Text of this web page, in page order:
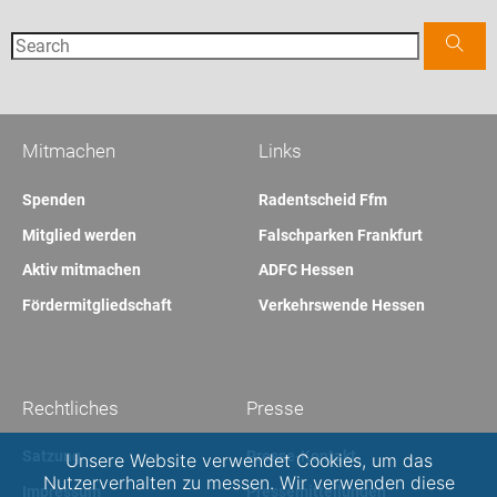
Links
Radentscheid Ffm
Falschparken Frankfurt
ADFC Hessen
Verkehrswende Hessen
Mitmachen
Spenden
Mitglied werden
Aktiv mitmachen
Fördermitgliedschaft
Presse
Presse-Kontakt
Pressemitteilungen
Rechtliches
Satzung
Impressum
Unsere Website verwendet Cookies, um das
Nutzerverhalten zu messen. Wir verwenden diese